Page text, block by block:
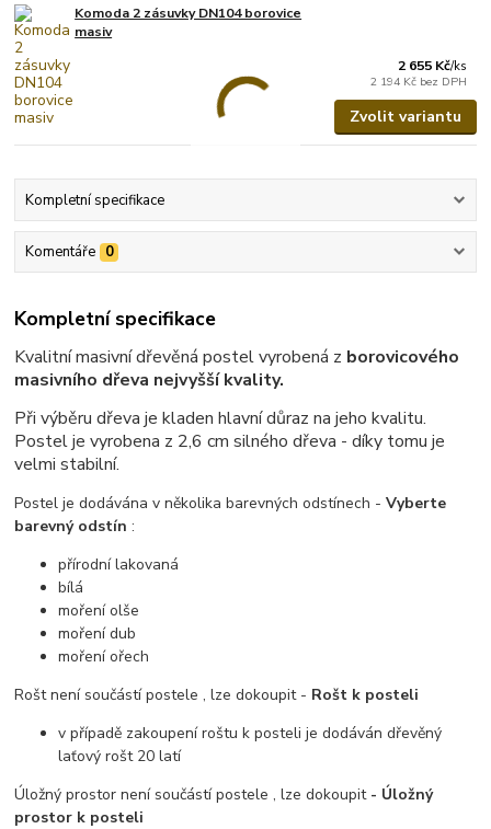
Komoda 2 zásuvky DN104 borovice
masiv
2 655 Kč/ks
2 194 Kč bez DPH
Zvolit variantu
Kompletní specifikace
Komentáře 0
Kompletní specifikace
Kvalitní masivní dřevěná postel vyrobená z borovicového
masivního dřeva nejvyšší kvality.
Při výběru dřeva je kladen hlavní důraz na jeho kvalitu.
Postel je vyrobena z 2,6 cm silného dřeva - díky tomu je
velmi stabilní.
Postel je dodávána v několika barevných odstínech -Vyberte
barevný odstín :
přírodní lakovaná
bílá
moření olše
moření dub
moření ořech
Rošt není součástí postele , lze dokoupit - Rošt k posteli
v případě zakoupení roštu k posteli je dodáván dřevěný
laťový rošt 20 latí
Úložný prostor není součástí postele , lze dokoupit- Úložný
prostor k posteli